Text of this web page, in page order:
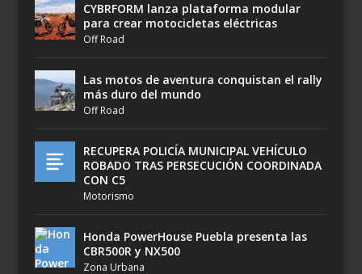
CYBRFORM lanza plataforma modular
para crear motocicletas eléctricas
Off Road
Las motos de aventura conquistan el rally
más duro del mundo
Off Road
RECUPERA POLICÍA MUNICIPAL VEHÍCULO
ROBADO TRAS PERSECUCIÓN COORDINADA
CON C5
Motorismo
Honda PowerHouse Puebla presenta las
CBR500R y NX500
Zona Urbana